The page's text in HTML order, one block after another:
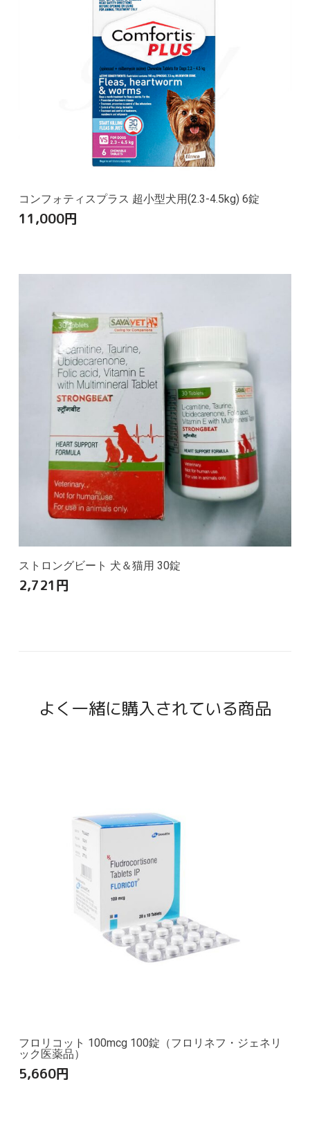
コンフォティスプラス 超小型犬用(2.3-4.5kg) 6錠
11,000円
ストロングビート 犬＆猫用 30錠
2,721円
よく一緒に購入されている商品
フロリコット 100mcg 100錠（フロリネフ・ジェネリ
ック医薬品）
5,660円